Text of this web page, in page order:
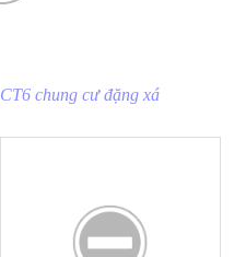
CT6 chung cư đặng xá